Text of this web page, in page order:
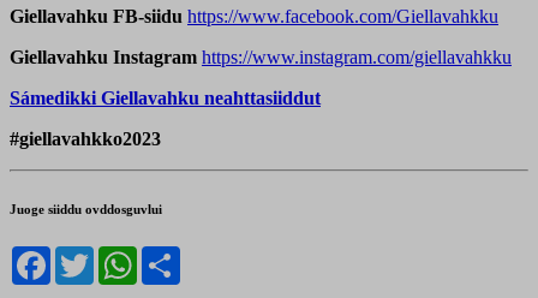
Giellavahku FB-siidu https://www.facebook.com/Giellavahkku
Giellavahku Instagram https://www.instagram.com/giellavahkku
Sámedikki Giellavahku neahttasiiddut
#giellavahkko2023
Juoge siiddu ovddosguvlui
Facebook
TwitterWhatsApp